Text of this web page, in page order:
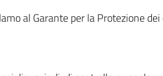
al Garante per la Protezione